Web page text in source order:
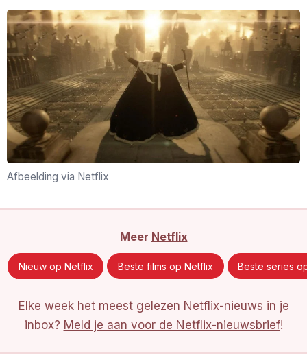
Afbeelding via Netflix
Meer Netflix
Nieuw op Netflix Beste films op Netflix Beste series
Elke week het meest gelezen Netflix-nieuws in je
inbox? Meld je aan voor de Netflix-nieuwsbrief!